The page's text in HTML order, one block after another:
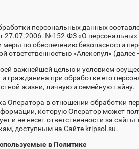
персональных данных
27.07.2006. №152-ФЗ «О персональных
меры по обеспечению безопасности
ответственностью «Алекспул» (далее
важнейшей целью и условием
и гражданина при обработке его
жизни, личную и семейную тайну.
Оператора в отношении обработки
которую Оператор может
и не несет ответственности за
доступным на Сайте kripsol.su.
в Политике